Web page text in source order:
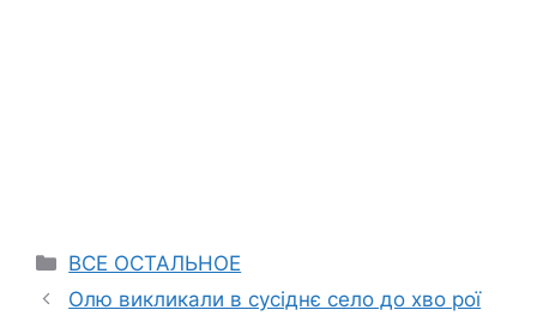
Categories
ВСЕ ОСТАЛЬНОЕ
Олю викликали в сусіднє село до хво рої